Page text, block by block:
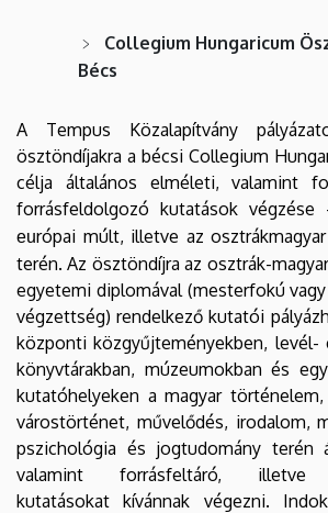
Collegium Hungaricum
Bécs
A Tempus Közalapítvány
ösztöndíjakra a bécsi Collegium
célja általános elméleti, valamint
forrásfeldolgozó kutatások
európai múlt, illetve az
terén. Az ösztöndíjra az osztrák-
egyetemi diplomával (mesterfokú
végzettség) rendelkező kutatói
központi közgyűjteményekben, levél-
könyvtárakban, múzeumokban és
kutatóhelyeken a magyar történelem,
várostörténet, művelődés, irodalom,
pszichológia és jogtudomány terén
valamint forrásfeltáró, illetve
kutatásokat kívánnak végezni.